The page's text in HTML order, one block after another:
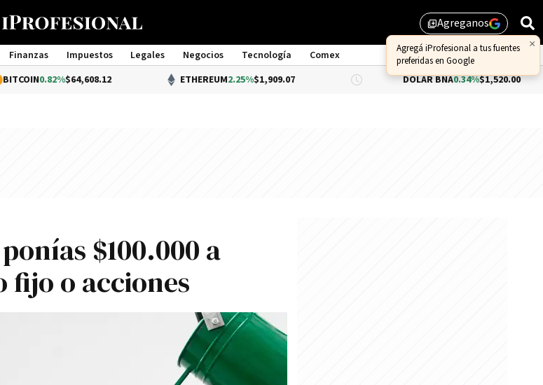
library_addAgreganos
×
Agregá iProfesional a tus fuentes
preferidas en Google
Finanzas Impuestos Legales Negocios Tecnología
Comex
Management
$64,608.12 ETHEREUM 2.25%$1,909.07 DÓLAR BNA0.34%$1,520.00
$100.000 a
fijo o acciones